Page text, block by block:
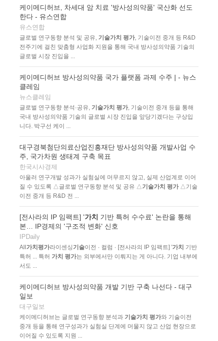
케이메디허브, 차세대 암 치료 '방사성의약품' 국산화 선도
한다 - 유스연합
유스연합
글로벌 연구동향 분석 및 공유, 기술가치 평가, 기술이전 중개 등 R&D
전주기에 걸친 맞춤형 사업화 지원을 통해 국내 방사성의약품 기술의
글로벌 시장 진입을 ...
케이메디허브 방사성의약품 국가 플랫폼 과제 수주 | - 뉴스
클레임
뉴스클레임
글로벌 연구동향 분석·공유, 기술가치 평가, 기술이전 중개 등을 통해
국내 방사성의약품 기술의 글로벌 시장 진입을 앞당기겠다는 구상입
니다. 박구선 케이 ...
대구경북첨단의료산업진흥재단 방사성의약품 개발사업 수
주, 국가차원 생태계 구축 목표
한국시사경제
아울러 연구개발 성과가 실험실에 머무르지 않고, 실제 산업계로 이어
질 수 있도록 △글로벌 연구동향 분석 및 공유 △ 기술가치 평가△기술
이전 중개 등 R&D 전 ...
[전사라의 IP 임팩트] '가치 기반 특허 수수료' 논란을 통해
본… IP경제의 '구조적 변화' 신호
IPDaily
All가치평가라이센싱 기술이전 · 컬럼 · [전사라의 IP 임팩트] '가치 기반
특허 ... 특허 가치 평가는 외부에서만 이뤄지는 게 아니다. 기업 내부에
서도 ...
케이메디허브 방사성의약품 개발 기반 구축 나선다 - 대구
일보
대구일보
케이메디허브는 글로벌 연구동향 분석과 기술가치 평가와 기술이전
중개 등을 통해 연구성과가 실험실 단계에 머물지 않고 산업 현장으로
이어질 수 있도록 지원 ...